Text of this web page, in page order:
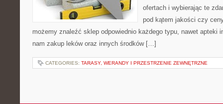
ofertach i wybierając te
pod kątem jakości czy
możemy znaleźć sklep odpowiednio każdego typu, nawet apteki
nam zakup leków oraz innych środków […]
CATEGORIES: TARASY, WERANDY I PRZESTRZENIE ZEWNĘTRZNE